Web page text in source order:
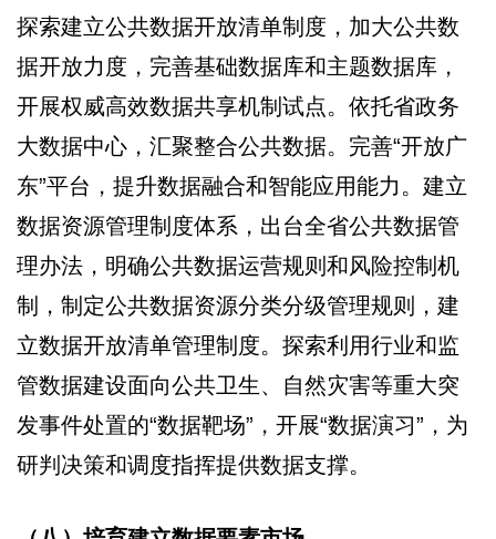
探索建立公共数据开放清单制度，加大公共数
据开放力度，完善基础数据库和主题数据库，
开展权威高效数据共享机制试点。依托省政务
大数据中心，汇聚整合公共数据。完善“开放广
东”平台，提升数据融合和智能应用能力。建立
数据资源管理制度体系，出台全省公共数据管
理办法，明确公共数据运营规则和风险控制机
制，制定公共数据资源分类分级管理规则，建
立数据开放清单管理制度。探索利用行业和监
管数据建设面向公共卫生、自然灾害等重大突
发事件处置的“数据靶场”，开展“数据演习”，为
研判决策和调度指挥提供数据支撑。